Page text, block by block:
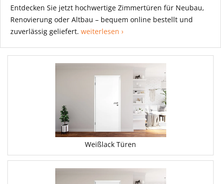
Entdecken Sie jetzt hochwertige Zimmertüren für Neubau,
Renovierung oder Altbau – bequem online bestellt und
zuverlässig geliefert. weiterlesen ›
Weißlack Türen